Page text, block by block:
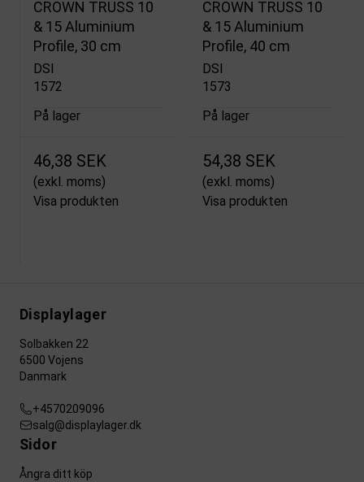
CROWN TRUSS 10
& 15 Aluminium
Profile, 30 cm
DSI
1572
På lager
46,38 SEK
(exkl. moms)
Visa produkten
CROWN TRUSS 10
& 15 Aluminium
Profile, 40 cm
DSI
1573
På lager
54,38 SEK
(exkl. moms)
Visa produkten
Displaylager
Solbakken 22
6500 Vojens
Danmark
+4570209096
salg@displaylager.dk
Sidor
Ångra ditt köp